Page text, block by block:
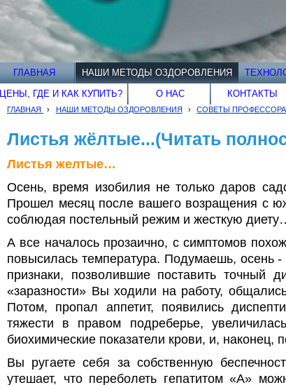
ГЛАВНАЯ НАШИ МЕТОДЫ ОЗДОРОВЛЕНИЯ
ЦЕНЫ, ГДЕ И КАК КУПИТЬ? О НАС КОНТАКТЫ
ГЛАВНАЯ › НАШИ МЕТОДЫ ОЗДОРОВЛЕНИЯ › СОВЕТЫ
Листья жёлтые...(Читать
Листья желтые…
Осень, время изобилия не только даров
Прошел месяц после вашего возращения с
соблюдая постельный режим и жесткую
А все началось прозаично, с симптомов
повысилась температура. Подумаешь, осень
признаки, позволившие поставить точный
«заразности» Вы ходили на работу,
Потом, пропал аппетит, появились
тяжести в правом подреберье,
биохимические показатели крови, и, наконец,
Вы ругаете себя за собственную
утешает, что переболеть гепатитом «А»